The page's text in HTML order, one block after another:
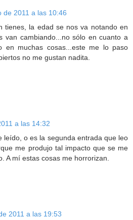
de 2011 a las 10:46
tienes, la edad se nos va notando en
van cambiando...no sólo en cuanto a
en muchas cosas...este me lo paso
no me gustan nadita.
a las 14:32
leído, o es la segunda entrada que leo
me produjo tal impacto que se me
A mí estas cosas me horrorizan.
2011 a las 19:53